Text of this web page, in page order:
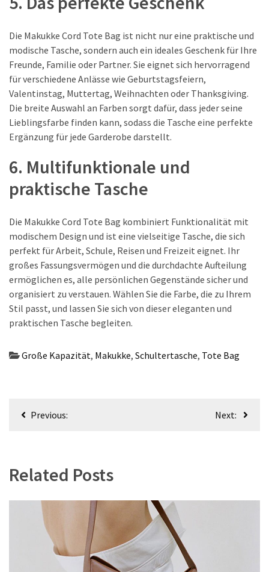
Die Makukke Cord Tote Bag ist nicht nur eine praktische und
modische Tasche, sondern auch ein ideales Geschenk für Ihre
Freunde, Familie oder Partner. Sie eignet sich hervorragend
für verschiedene Anlässe wie Geburtstagsfeiern,
Valentinstag, Muttertag, Weihnachten oder Thanksgiving.
Die breite Auswahl an Farben sorgt dafür, dass jeder seine
Lieblingsfarbe finden kann, sodass die Tasche eine perfekte
Ergänzung für jede Garderobe darstellt.
6. Multifunktionale und
praktische Tasche
Die Makukke Cord Tote Bag kombiniert Funktionalität mit
modischem Design und ist eine vielseitige Tasche, die sich
perfekt für Arbeit, Schule, Reisen und Freizeit eignet. Ihr
großes Fassungsvermögen und die durchdachte Aufteilung
ermöglichen es, alle persönlichen Gegenstände sicher und
organisiert zu verstauen. Wählen Sie die Farbe, die zu Ihrem
Stil passt, und lassen Sie sich von dieser eleganten und
praktischen Tasche begleiten.
Große Kapazität, Makukke, Schultertasche, Tote Bag
Beitragsnavigation
Previous: Next:
Related Posts